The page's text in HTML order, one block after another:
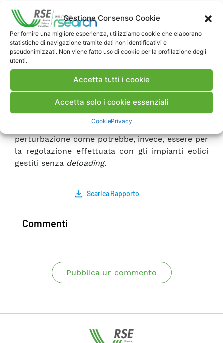
Gestione Consenso Cookie
Per fornire una migliore esperienza, utilizziamo cookie che elaborano
statistiche di navigazione tramite dati non identificativi e
pseudonimizzati. Non viene fatto uso di cookie per la profilazione degli
utenti.
Accetta tutti i cookie
Accetta solo i cookie essenziali
CookiePrivacy
prestazioni della regolazione a salire effettuata
dai sistemi fotovoltaici sono confrontabili, in
termini di contenimento dello scostamento
massimo di frequenza e di potenza massima
erogata in regolazione, con quelle ottenute
mediante gli impianti eolici o i sistemi di
accumulo elettrochimici abilitati a svolgere il
servizio di regolazione “ultra-rapida” della
frequenza. Inoltre, la regolazione svolta da
impianti fotovoltaici non comporta problemi
legati al ripristino delle condizioni operative pre-
perturbazione come potrebbe, invece, essere per
la regolazione effettuata con gli impianti eolici
gestiti senza deloading.
Scarica Rapporto
Commenti
Pubblica un commento